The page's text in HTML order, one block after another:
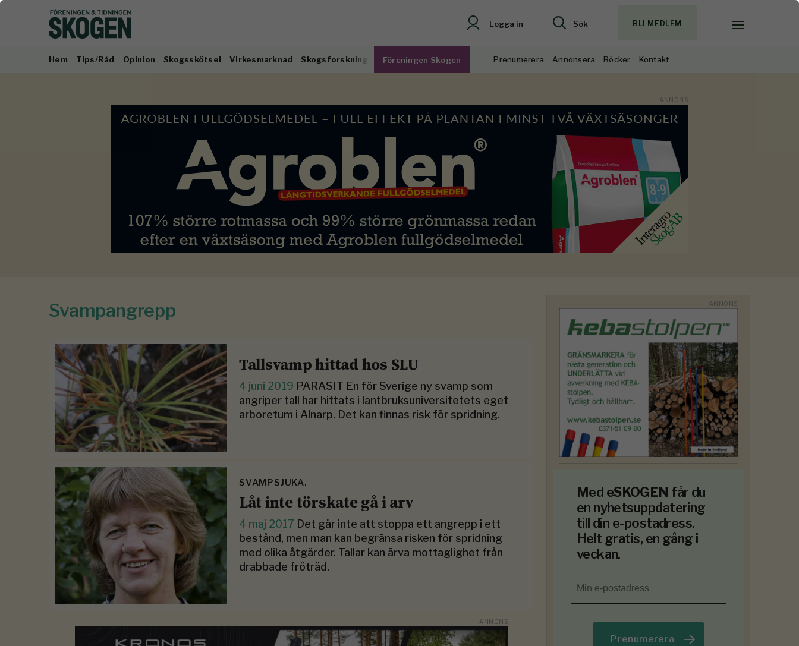
Logga in Sök BLI MEDLEM
Hem Tips/Råd Opinion Skogsskötsel Virkesmarknad Skogsforskning Föreningen Skogen Prenumerera Annonsera Böcker Kontakt
Svampangrepp
Tallsvamp hittad hos SLU
4 juni 2019 PARASIT En för Sverige ny svamp som
angriper tall har hittats i lantbruksuniversitetets eget
arbo­retum i Alnarp. Det kan ­finnas risk för spridning.
SVAMPSJUKA.
Låt inte törskate gå i arv
4 maj 2017 Det går inte att stoppa ett angrepp i ett
be­stånd, men man kan begränsa risken för spridning
med olika åtgärder. Tallar kan ärva mottaglighet från
drabbade fröträd.
Med eSKOGEN får du
en nyhetsuppdatering
till din e-postadress.
Helt gratis, en gång i
veckan.
Prenumerera